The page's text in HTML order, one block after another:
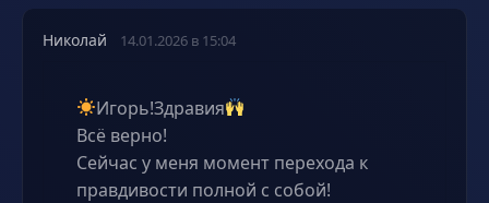
Николай 14.01.2026 в 15:04
Игорь!Здравия
Всё верно!
Сейчас у меня момент перехода к
правдивости полной с собой!